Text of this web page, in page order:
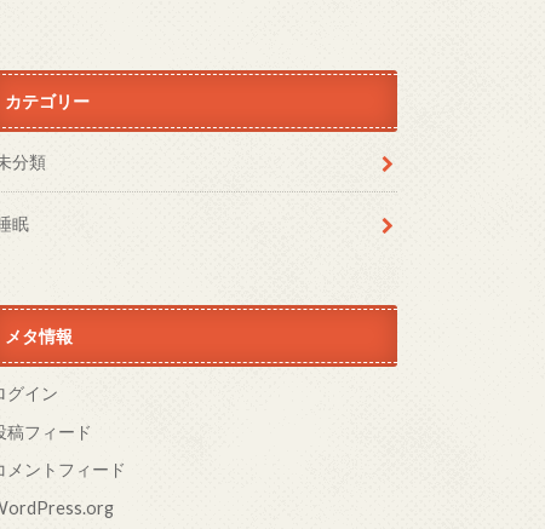
カテゴリー
分類
眠
メタ情報
グイン
稿フィード
メントフィード